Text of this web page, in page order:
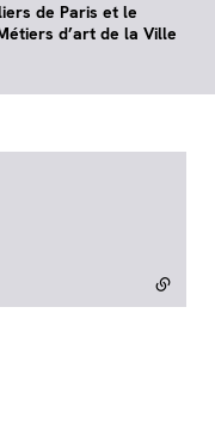
de Paris et le
d’art de la Ville